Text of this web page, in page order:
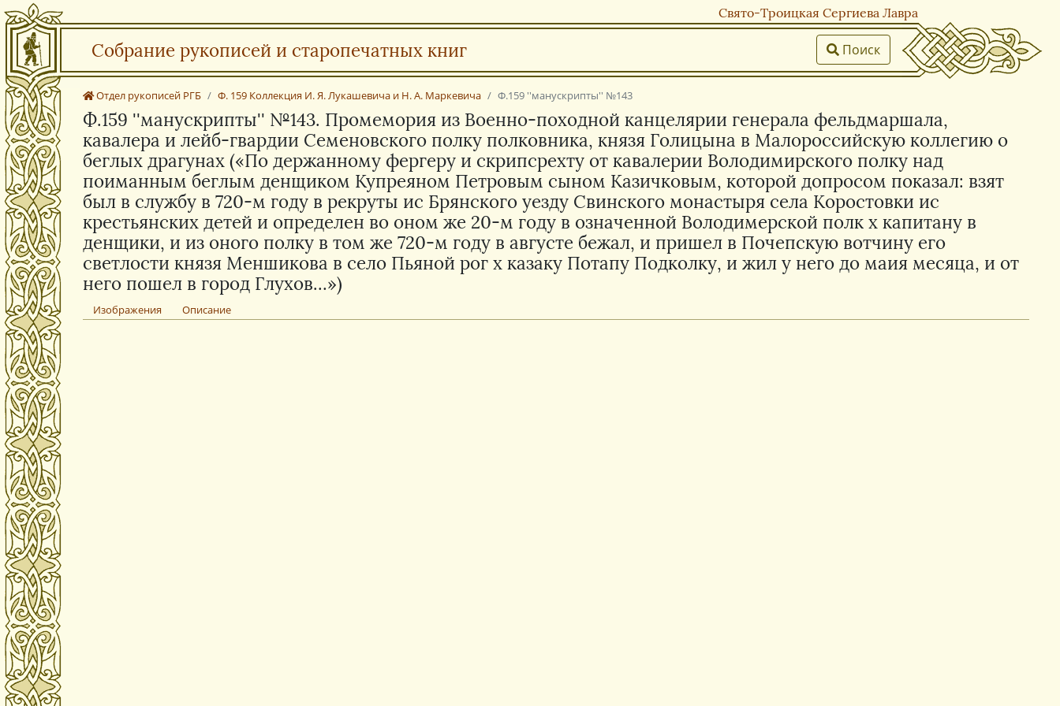
Свято-Троицкая Сергиева Лавра
Собрание рукописей и старопечатных книг Поиск
Отдел рукописей РГБ Ф. 159 Коллекция И. Я. Лукашевича и Н. А. Маркевича Ф.159 ''манускрипты'' №143
Ф.159 ''манускрипты'' №143. Промемория из Военно-походной канцелярии генерала фельдмаршала,
кавалера и лейб-гвардии Семеновского полку полковника, князя Голицына в Малороссийскую коллегию о
беглых драгунах («По держанному фергеру и скрипсрехту от кавалерии Володимирского полку над
поиманным беглым денщиком Купреяном Петровым сыном Казичковым, которой допросом показал: взят
был в службу в 720-м году в рекруты ис Брянского уезду Свинского монастыря села Коростовки ис
крестьянских детей и определен во оном же 20-м году в означенной Володимерской полк х капитану в
денщики, и из оного полку в том же 720-м году в августе бежал, и пришел в Почепскую вотчину его
светлости князя Меншикова в село Пьяной рог х казаку Потапу Подколку, и жил у него до маия месяца, и от
него пошел в город Глухов…»)
Изображения Описание